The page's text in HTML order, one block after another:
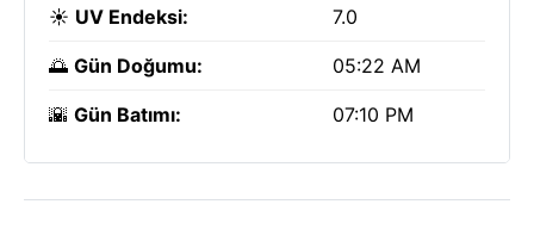
☀️ UV Endeksi: 7.0
🌅 Gün Doğumu: 05:22 AM
🌇 Gün Batımı: 07:10 PM